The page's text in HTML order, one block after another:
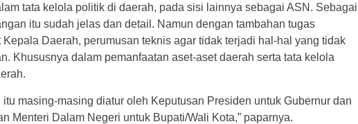
tata kelola politik di daerah, pada sisi lainnya sebagai ASN. Sebagai
itu sudah jelas dan detail. Namun dengan tambahan tugas
Kepala Daerah, perumusan teknis agar tidak terjadi hal-hal yang tidak
Khususnya dalam pemanfaatan aset-aset daerah serta tata kelola
itu masing-masing diatur oleh Keputusan Presiden untuk Gubernur dan
Menteri Dalam Negeri untuk Bupati/Wali Kota,” paparnya.